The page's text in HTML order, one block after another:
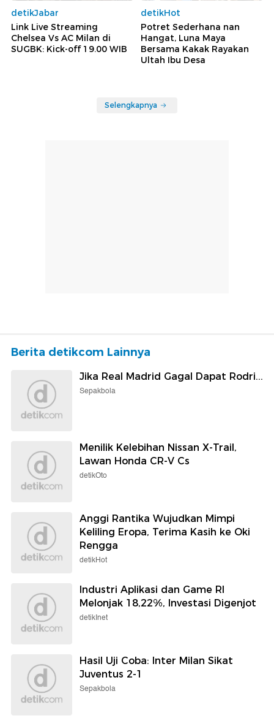
detikJabar
Link Live Streaming
Chelsea Vs AC Milan di
SUGBK: Kick-off 19.00 WIB
detikHot
Potret Sederhana nan
Hangat, Luna Maya
Bersama Kakak Rayakan
Ultah Ibu Desa
Selengkapnya
Berita detikcom Lainnya
Jika Real Madrid Gagal Dapat Rodri...
Sepakbola
Menilik Kelebihan Nissan X-Trail,
Lawan Honda CR-V Cs
detikOto
Anggi Rantika Wujudkan Mimpi
Keliling Eropa, Terima Kasih ke Oki
Rengga
detikHot
Industri Aplikasi dan Game RI
Melonjak 18,22%, Investasi Digenjot
detikInet
Hasil Uji Coba: Inter Milan Sikat
Juventus 2-1
Sepakbola